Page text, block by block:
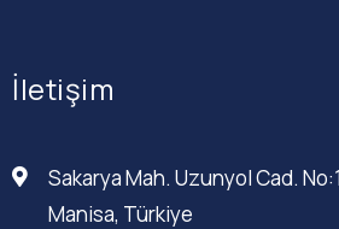
İletişim
Sakarya Mah. Uzunyol Cad.
Manisa, Türkiye